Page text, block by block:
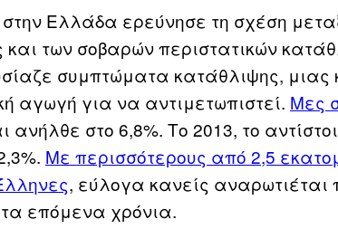
στην Ελλάδα ερεύνησε τη σχέση
και των σοβαρών περιστατικών
συμπτώματα κατάθλιψης, μιας
αγωγή για να αντιμετωπιστεί. Μες
ανήλθε στο 6,8%. Το 2013, το
Με περισσότερους από 2,5
, εύλογα κανείς αναρωτιέται
επόμενα χρόνια.